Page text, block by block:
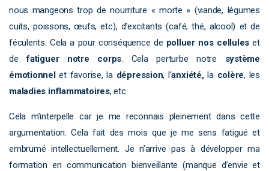
nous mangeons trop de nourriture « morte » (viande, légumes
cuits, poissons, œufs, etc), d’excitants (café, thé, alcool) et de
féculents. Cela a pour conséquence de polluer nos cellules et
defatiguer notre corps. Cela perturbe notre système
émotionnelet favorise, la dépression, l’anxiété,la colère, les
maladies inflammatoires, etc.
Cela m’interpelle car je me reconnais pleinement dans cette
argumentation. Cela fait des mois que je me sens fatigué et
embrumé intellectuellement. Je n’arrive pas à développer ma
formation en communication bienveillante (manque d’envie et